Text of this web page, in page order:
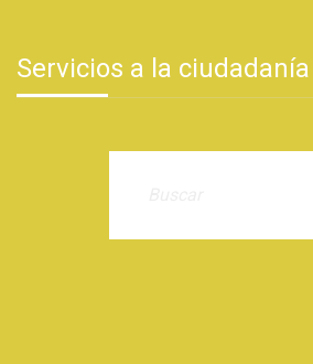
Servicios a la ciudadanía